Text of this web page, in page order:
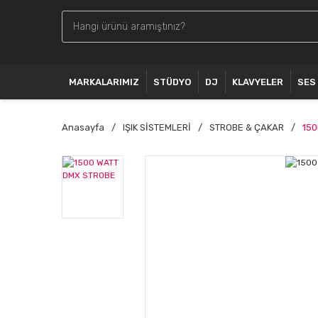
MARKALARIMIZ STÜDYO DJ KLAVYELER SES
Anasayfa IŞIK SİSTEMLERİ STROBE & ÇAKAR